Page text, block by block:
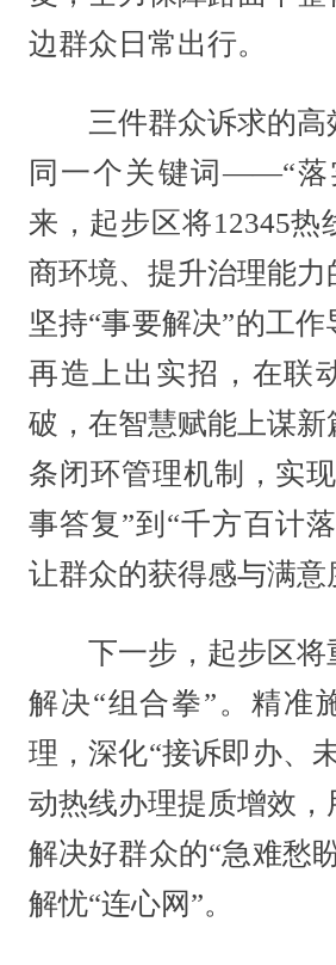
边群众日常出行。
三件群众诉求的高
同一个关键词——“落
来，起步区将12345热
商环境、提升治理能力
坚持“事要解决”的工
再造上出实招，在联
破，在智慧赋能上谋新
条闭环管理机制，实
事答复”到“千方百计
让群众的获得感与满意
下一步，起步区将
解决“组合拳”。精准
理，深化“接诉即办、
动热线办理提质增效，
解决好群众的“急难愁
解忧“连心网”。